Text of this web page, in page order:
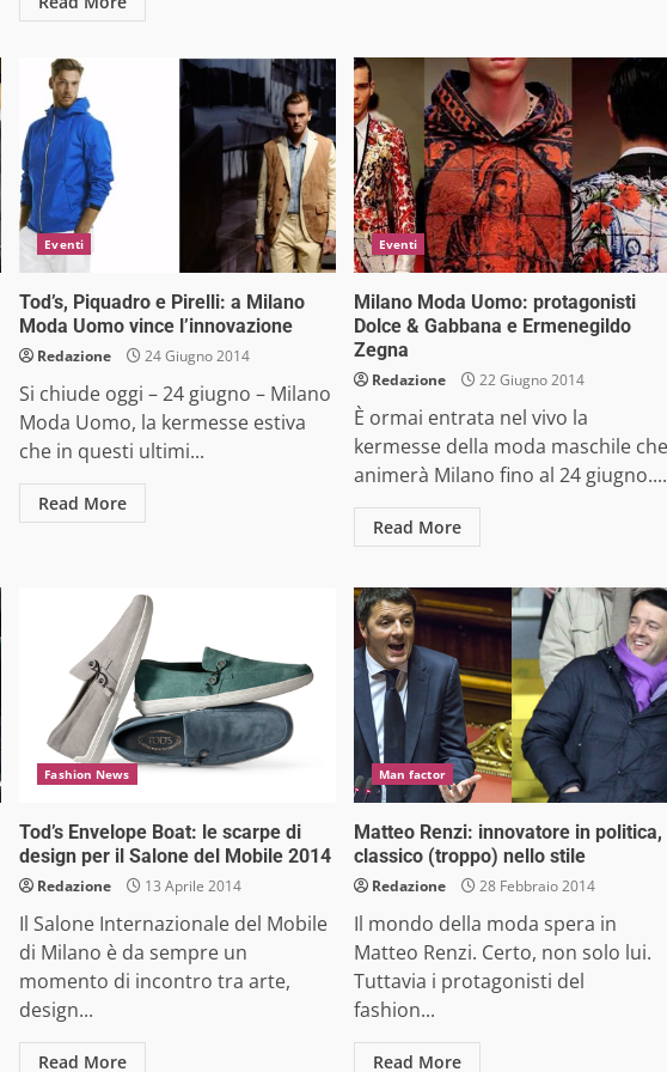
Eventi
Tod’s, Piquadro e Pirelli: a Milano
Moda Uomo vince l’innovazione
Redazione 24 Giugno 2014
Si chiude oggi – 24 giugno – Milano
Moda Uomo, la kermesse estiva
che in questi ultimi...
Read More
Eventi
Milano Moda Uomo: protagonisti
Dolce & Gabbana e Ermenegildo
Zegna
Redazione 22 Giugno 2014
È ormai entrata nel vivo la
kermesse della moda maschile che
animerà Milano fino al 24 giugno....
Read More
Fashion News
Tod’s Envelope Boat: le scarpe di
design per il Salone del Mobile 2014
Redazione 13 Aprile 2014
Il Salone Internazionale del Mobile
di Milano è da sempre un
momento di incontro tra arte,
design...
Read More
Man factor
Matteo Renzi: innovatore in politica,
classico (troppo) nello stile
Redazione 28 Febbraio 2014
Il mondo della moda spera in
Matteo Renzi. Certo, non solo lui.
Tuttavia i protagonisti del
fashion...
Read More